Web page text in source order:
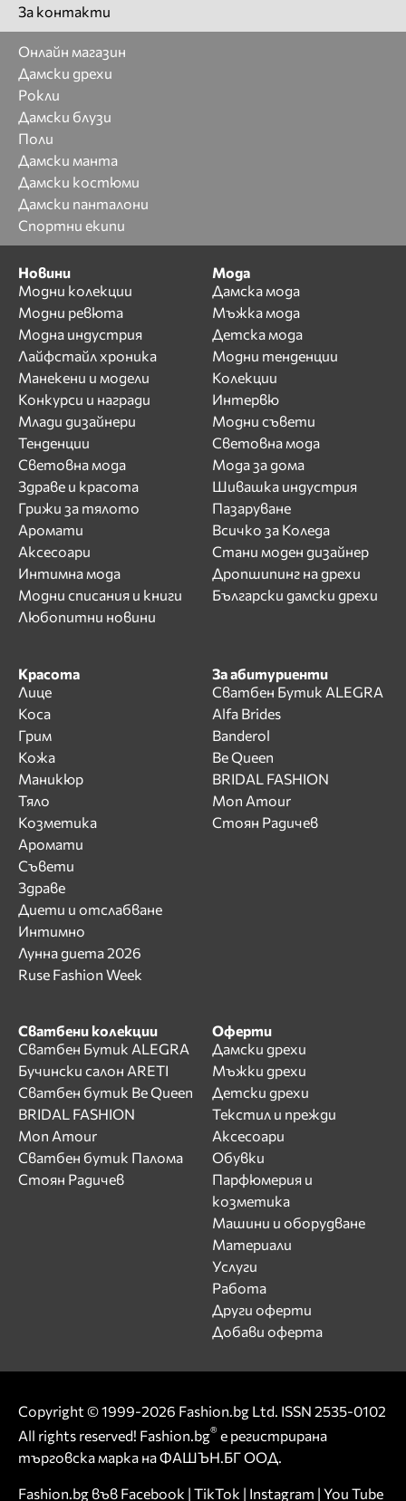
За контакти
Онлайн магазин
Дамски дрехи
Рокли
Дамски блузи
Поли
Дамски манта
Дамски костюми
Дамски панталони
Спортни екипи
Новини
Модни колекции
Модни ревюта
Модна индустрия
Лайфстайл хроника
Манекени и модели
Конкурси и награди
Млади дизайнери
Тенденции
Световна мода
Здраве и красота
Грижи за тялото
Аромати
Аксесоари
Интимна мода
Модни списания и книги
Любопитни новини
Мода
Дамска мода
Мъжка мода
Детска мода
Модни тенденции
Колекции
Интервю
Модни съвети
Световна мода
Мода за дома
Шивашка индустрия
Пазаруване
Всичко за Коледа
Стани моден дизайнер
Дропшипинг на дрехи
Български дамски дрехи
Красота
Лице
Коса
Грим
Кожа
Маникюр
Тяло
Козметика
Аромати
Съвети
Здраве
Диети и отслабване
Интимно
Лунна диета 2026
Ruse Fashion Week
За абитуриенти
Сватбен Бутик ALEGRA
Alfa Brides
Banderol
Be Queen
BRIDAL FASHION
Mon Amour
Стоян Радичев
Сватбени колекции
Сватбен Бутик ALEGRA
Бучински салон ARETI
Сватбен бутик Be Queen
BRIDAL FASHION
Mon Amour
Сватбен бутик Палома
Стоян Радичев
Оферти
Дамски дрехи
Мъжки дрехи
Детски дрехи
Текстил и прежди
Аксесоари
Обувки
Парфюмерия и
козметика
Машини и оборудване
Материали
Услуги
Работа
Други оферти
Добави оферта
Copyright © 1999-2026 Fashion.bg Ltd. ISSN 2535-0102
All rights reserved! Fashion.bg® е регистрирана
търговска марка на ФАШЪН.БГ ООД.
Fashion.bg във Facebook | TikTok | Instagram | You Tube